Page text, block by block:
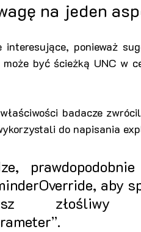
na jeden
ponieważ
być ścieżką UNC w
badacze
do napisania
aby
złośliwy